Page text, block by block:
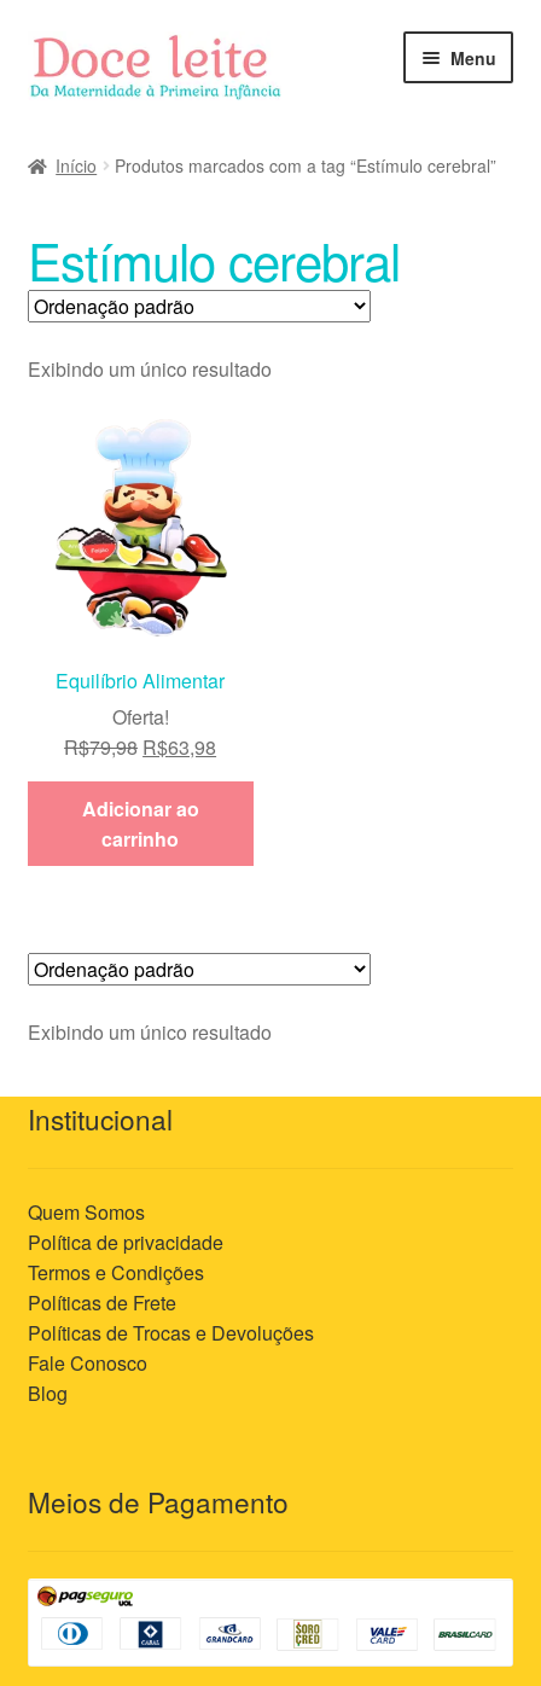
Pular
para
navegação
Pular
para
o
Menu
Início Produtos marcados com a tag “Estímulo cerebral”
Estímulo cerebral
Exibindo um único resultado
Equilíbrio Alimentar
Oferta!
R$79,98 O
preço
original
era:
R$79,98.
R$63,98
preço
R$63,98.
Adicionar ao
carrinho
Exibindo um único resultado
Institucional
Quem Somos
Política de privacidade
Termos e Condições
Políticas de Frete
Políticas de Trocas e Devoluções
Fale Conosco
Blog
Meios de Pagamento